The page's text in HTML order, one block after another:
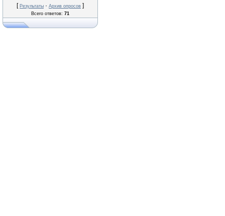
[ Результаты · Архив опросов ]
Всего ответов: 71